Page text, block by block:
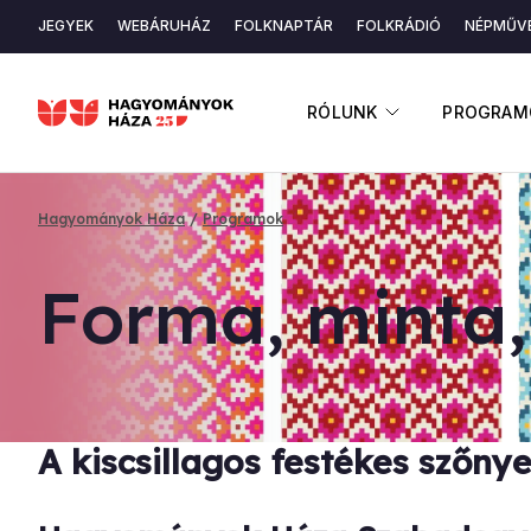
tartalomra
RÓLUNK ALMENÜ
Másodlagos
JEGYEK WEBÁRUHÁZ FOLKNAPTÁR FOLKRÁDIÓ
Hagyományok Háza Programok
For­ma,
A kiscsillagos festékes